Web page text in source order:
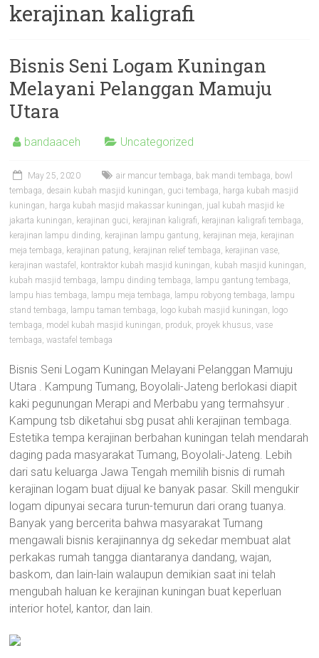
kerajinan kaligrafi
Bisnis Seni Logam Kuningan
Melayani Pelanggan Mamuju
Utara
bandaaceh Uncategorized
May 25, 2020 air mancur tembaga, bak mandi tembaga, bowl
tembaga, desain kubah masjid kuningan, guci tembaga, harga kubah masjid
kuningan, harga kubah masjid makassar kuningan, jual kubah masjid ke
jakarta kuningan, kerajinan guci, kerajinan kaligrafi, kerajinan kaligrafi tembaga,
kerajinan lampu dinding, kerajinan lampu gantung, kerajinan meja, kerajinan
meja tembaga, kerajinan patung, kerajinan relief tembaga, kerajinan vase,
kerajinan wastafel , kontraktor kubah masjid kuningan, kubah masjid kuningan,
kubah masjid tembaga, lampu dinding tembaga, lampu gantung tembaga,
lampu hias tembaga, lampu meja tembaga, lampu robyong tembaga, lampu
stand tembaga, lampu taman tembaga, logo kubah masjid kuningan, logo
tembaga, model kubah masjid kuningan, produk, proyek khusus,vase
tembaga,wastafel tembaga
Bisnis Seni Logam Kuningan Melayani Pelanggan Mamuju
Utara . Kampung Tumang, Boyolali-Jateng berlokasi diapit
kaki pegunungan Merapi and Merbabu yang termahsyur .
Kampung tsb diketahui sbg pusat ahli kerajinan tembaga.
Estetika tempa kerajinan berbahan kuningan telah mendarah
daging pada masyarakat Tumang, Boyolali-Jateng. Lebih
dari satu keluarga Jawa Tengah memilih bisnis di rumah
kerajinan logam buat dijual ke banyak pasar. Skill mengukir
logam dipunyai secara turun-temurun dari orang tuanya.
Banyak yang bercerita bahwa masyarakat Tumang
mengawali bisnis kerajinannya dg sekedar membuat alat
perkakas rumah tangga diantaranya dandang, wajan,
baskom, dan lain-lain walaupun demikian saat ini telah
mengubah haluan ke kerajinan kuningan buat keperluan
interior hotel, kantor, dan lain.